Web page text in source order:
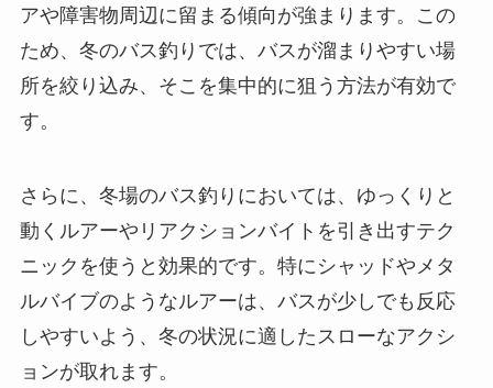
アや障害物周辺に留まる傾向が強まります。この
ため、冬のバス釣りでは、バスが溜まりやすい場
所を絞り込み、そこを集中的に狙う方法が有効で
す。
さらに、冬場のバス釣りにおいては、ゆっくりと
動くルアーやリアクションバイトを引き出すテク
ニックを使うと効果的です。特にシャッドやメタ
ルバイブのようなルアーは、バスが少しでも反応
しやすいよう、冬の状況に適したスローなアクシ
ョンが取れます。